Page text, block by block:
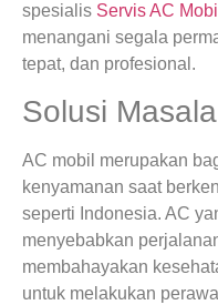
spesialis Servis AC
menangani segala
tepat, dan profesional.
Solusi
AC mobil merupakan
kenyamanan saat
seperti Indonesia. AC
menyebabkan
membahayakan
untuk melakukan